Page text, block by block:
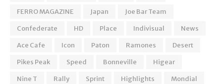
FERRO MAGAZINE
Japan
Joe Bar Team
Confederate
HD Place Indivisual
News
Ace Cafe
Icon Paton Ramones
Desert
Pikes Peak
Speed Bonneville
Higear
Nine T
Rally Sprint Highlights
Mondial